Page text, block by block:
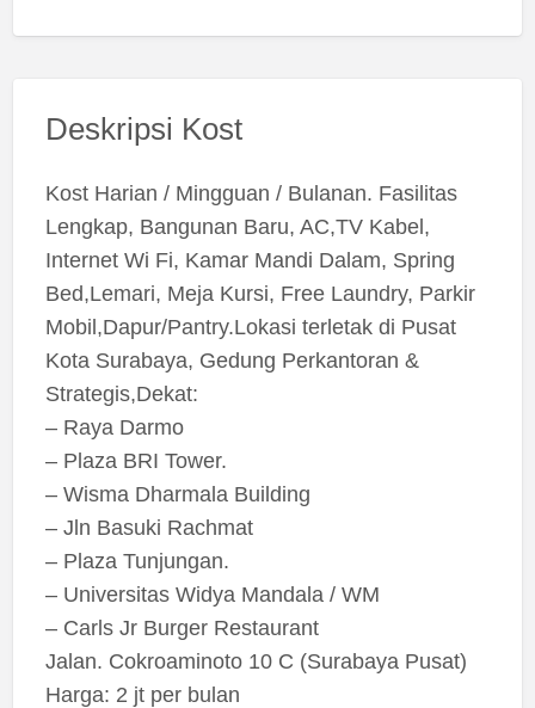
Deskripsi Kost
Kost Harian / Mingguan / Bulanan. Fasilitas
Lengkap, Bangunan Baru, AC,TV Kabel,
Internet Wi Fi, Kamar Mandi Dalam, Spring
Bed,Lemari, Meja Kursi, Free Laundry, Parkir
Mobil,Dapur/Pantry.Lokasi terletak di Pusat
Kota Surabaya, Gedung Perkantoran &
Strategis,Dekat:
– Raya Darmo
– Plaza BRI Tower.
– Wisma Dharmala Building
– Jln Basuki Rachmat
– Plaza Tunjungan.
– Universitas Widya Mandala / WM
– Carls Jr Burger Restaurant
Jalan. Cokroaminoto 10 C (Surabaya Pusat)
Harga: 2 jt per bulan